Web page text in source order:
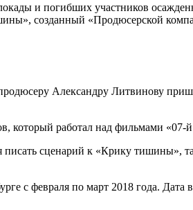
и погибших участников
созданный «Продюсерской
Александру Литвинову
который работал над фильмами «07-
писать сценарий к «Крику тишины»,
с февраля по март 2018 года.